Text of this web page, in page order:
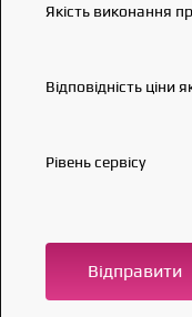
Якість виконання
Відповідність ціни
Рівень сервісу
Відправити